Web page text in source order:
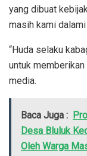
yang dibuat
masih kami
“Huda selaku
untuk
media.
Baca Juga :
Desa Bluluk
Oleh Warga